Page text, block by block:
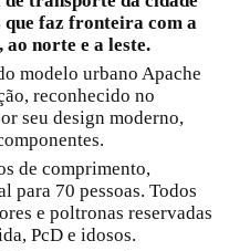
que faz fronteira com a
ao norte e a leste.
modelo urbano Apache
reconhecido no
seu design moderno,
de comprimento,
para 70 pessoas. Todos
e poltronas reservadas
PcD e idosos.